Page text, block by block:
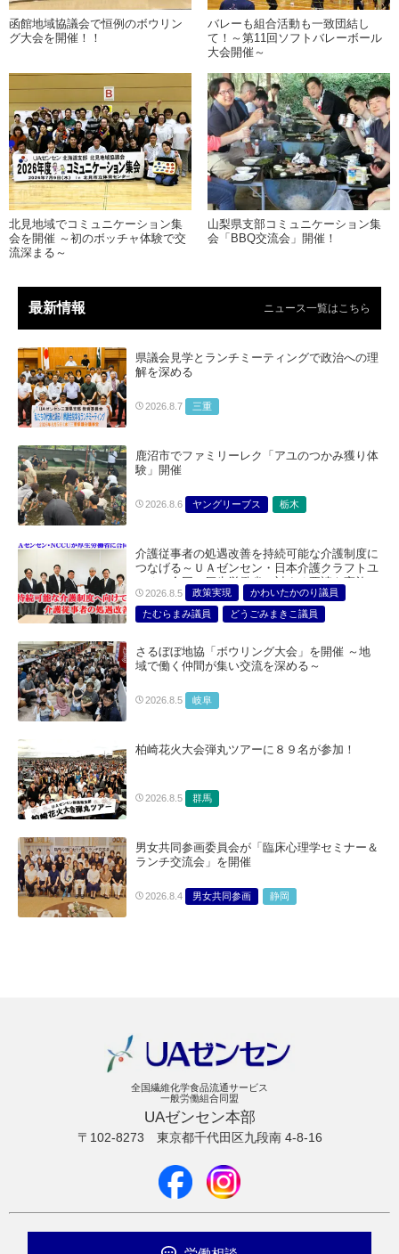
函館地域協議会で恒例のボウリン
グ大会を開催！！
バレーも組合活動も一致団結し
て！～第11回ソフトバレーボール
大会開催～
北見地域でコミュニケーション集
会を開催 ～初のボッチャ体験で交
流深まる～
山梨県支部コミュニケーション集
会「BBQ交流会」開催！
最新情報 ニュース一覧はこちら
県議会見学とランチミーティングで政治への理
解を深める
2026.8.7 三重
鹿沼市でファミリーレク「アユのつかみ獲り体
験」開催
2026.8.6 ヤングリーブス 栃木
介護従事者の処遇改善を持続可能な介護制度に
つなげる～ＵＡゼンセン・日本介護クラフトユ
ニオン合同で厚生労働省に対する要請を実施～
2026.8.5 政策実現
かわいたかのり議員
たむらまみ議員
どうごみまきこ議員
さるぼぼ地協「ボウリング大会」を開催 ～地
域で働く仲間が集い交流を深める～
2026.8.5 岐阜
柏崎花火大会弾丸ツアーに８９名が参加！
2026.8.5 群馬
男女共同参画委員会が「臨床心理学セミナー＆
ランチ交流会」を開催
2026.8.4 男女共同参画 静岡
全国繊維化学食品流通サービス
一般労働組合同盟
UAゼンセン本部
〒102-8273 東京都千代田区九段南 4-8-16